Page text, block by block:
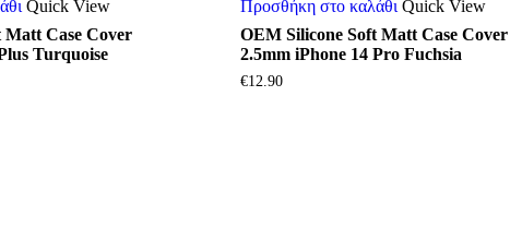
Quick View
Matt Case Cover
Turquoise
Προσθήκη στο καλάθι Quick View
OEM Silicone Soft Matt Case Cover
2.5mm iPhone 14 Pro Fuchsia
€12.90